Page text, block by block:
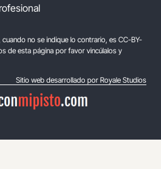
no se indique lo contrario, es CC-BY-
de esta página por favor vincúlalos y
Sitio web desarrollado por Royale Studios